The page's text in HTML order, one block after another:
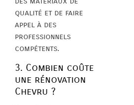
qualité et de faire
appel à des
professionnels
compétents.
3. Combien coûte
une rénovation
Chevru ?